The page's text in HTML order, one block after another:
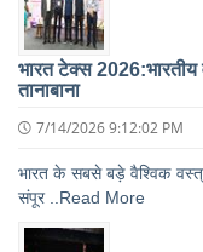
भारत टेक्स 2026:भारतीय
तानाबाना
7/14/2026 9:12:02 PM
भारत के सबसे बड़े वैश्विक
संपूर ..Read More